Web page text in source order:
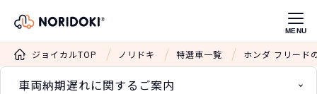
MENU
ジョイカルTOP ノリドキ 特選車一覧 ホンダ フリード
車両納期遅れに関するご案内